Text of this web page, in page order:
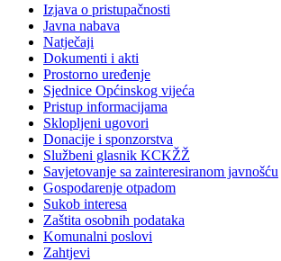
Izjava o pristupačnosti
Javna nabava
Natječaji
Dokumenti i akti
Prostorno uređenje
Sjednice Općinskog vijeća
Pristup informacijama
Sklopljeni ugovori
Donacije i sponzorstva
Službeni glasnik KCKŽŽ
Savjetovanje sa zainteresiranom javnošću
Gospodarenje otpadom
Sukob interesa
Zaštita osobnih podataka
Komunalni poslovi
Zahtjevi